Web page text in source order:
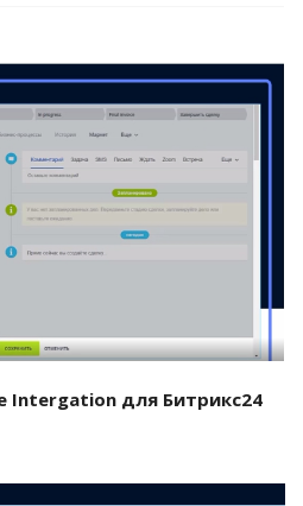
проект
Intergation для Битрикс24